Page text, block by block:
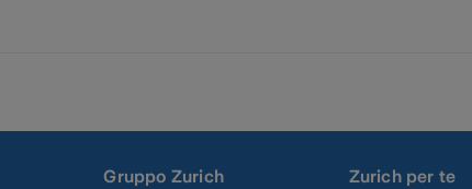
Gruppo Zurich
Zurich per te